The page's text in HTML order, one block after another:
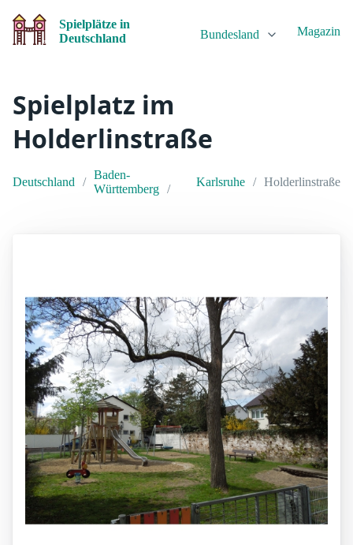
Spielplätze in
Deutschland
Bundesland Magazin
Spielplatz im
Holderlinstraße
Deutschland
Baden-
Württemberg
Karlsruhe Holderlinstraße